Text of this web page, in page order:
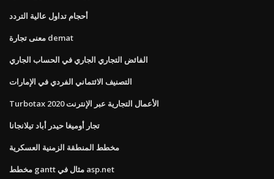
أحجام تداول عالية التردد
معنى تجارة demat
الفائض التجاري الجاري في الحساب الجاري
التصنيف الائتماني الفردي في الإمارات
Turbotax الأعمال التجارية عبر الإنترنت 2020
تجار أوميغا حيدر أباد تيلانجانا
مخطط المنطقة الزمنية العسكرية
مخطط gantt مثال في asp.net